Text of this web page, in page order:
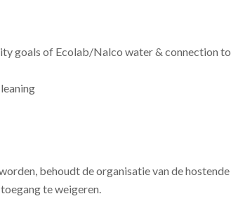
goals of Ecolab/Nalco water & connection to
behoudt de organisatie van de hostende
te weigeren.